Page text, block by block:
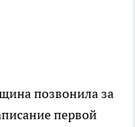
позвонила за
первой